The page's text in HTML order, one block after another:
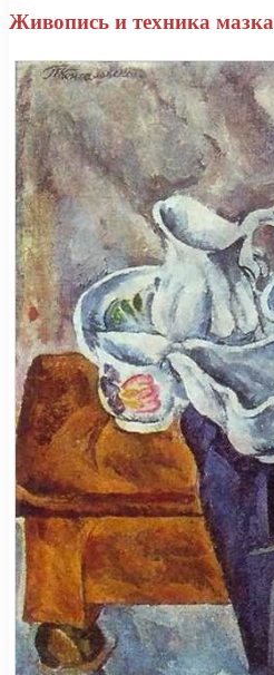
Живопись и техника мазка